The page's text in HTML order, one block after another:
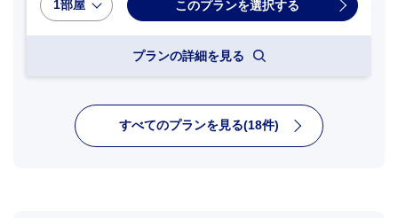
1部屋
プランの詳細を見る
すべてのプランを見る(18件)